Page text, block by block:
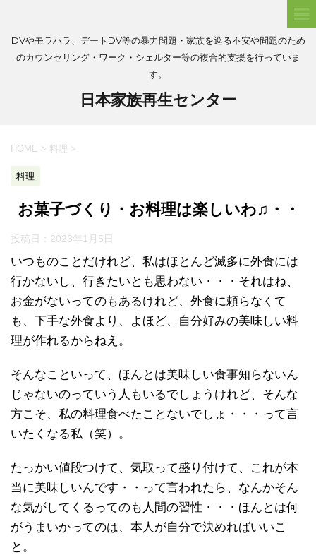
DVやモラハラ、デートDV等の暴力問題・家族を巡る不安や問題のため
のカウンセリング・ワーク・シェルター等の複合的支援を行っていま
す。
日本家族再生センター
HOME > 料理 >
料理
お菓子づくり・お料理は楽しいわ♫・・
投稿日： 2023年1月5日
いつものことだけれど、私はほとんど滅多に外食には
行かないし、行きたいとも思わない・・・それはね、
お金がないってのもあるけれど、外食に頼らなくて
も、下手な外食より、よほど、自分好みの美味しい料
理が作れるからねえ。
そんなこといって、ほんとは美味しい食事知らないん
じゃないのっていう人もいるでしょうけれど、そんな
方こそ、私の料理食べたことないでしょ・・・って言
いたくなる私（笑）。
たっかい値段つけて、気取って盛り付けて、これが本
当に美味しいんです・・って言われたら、なんかそん
な気がしてくるってのも人間の習性・・・ほんとは何
がうまいかってのは、本人が自分で決めればいいこ
と。